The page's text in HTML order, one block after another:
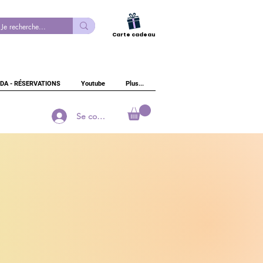
Carte cadeau
- RÉSERVATIONS Youtube Plus...
Se connecter